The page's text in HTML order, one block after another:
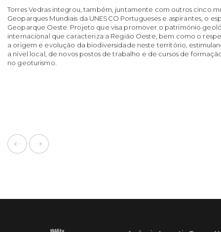
Torres Vedras integrou, também, juntamente com outros cinco
Geoparques Mundiais da UNESCO Portugueses e aspirantes, o
Geoparque Oeste. Projeto que visa promover o património
internacional que caracteriza a Região Oeste, bem como o
a origem e evolução da biodiversidade neste território,
a nível local, de novos postos de trabalho e de cursos de
no geoturismo.